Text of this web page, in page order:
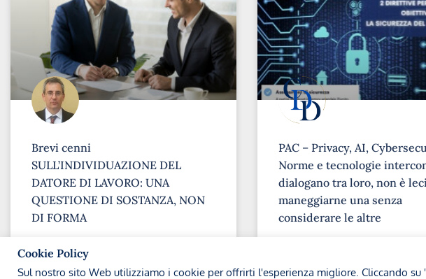
Brevi cenni
SULL’INDIVIDUAZIONE DEL
DATORE DI LAVORO: UNA
QUESTIONE DI SOSTANZA, NON
DI FORMA
➞
PAC – Privacy, AI,
Norme e tecnologie
dialogano tra loro, non è
maneggiarne una senza
considerare le altre
Cookie Policy
Sul nostro sito Web utilizziamo i cookie per offrirti l'esperienza migliore. Cliccando su